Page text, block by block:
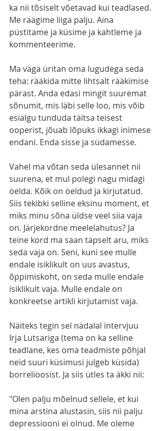
ka nii tõsiselt võetavad kui teadlased.
Me räägime liiga palju. Aina
püstitame ja küsime ja kahtleme ja
kommenteerime.
Ma väga üritan oma lugudega seda
teha: rääkida mitte lihtsalt rääkimise
pärast. Anda edasi mingit suuremat
sõnumit, mis läbi selle loo, mis võib
esialgu tunduda täitsa teisest
ooperist, jõuab lõpuks ikkagi inimese
endani. Enda sisse ja südamesse.
Vahel ma võtan seda ülesannet nii
suurena, et mul polegi nagu midagi
öelda. Kõik on öeldud ja kirjutatud.
Siis tekibki selline eksinu moment, et
miks minu sõna üldse veel siia vaja
on. Järjekordne meelelahutus? Ja
teine kord ma saan täpselt aru, miks
seda vaja on. Seni, kuni see mulle
endale isiklikult on uus avastus,
õppimiskoht, on seda mulle endale
isiklikult vaja. Mulle endale on
konkreetse artikli kirjutamist vaja.
Näiteks tegin sel nädalal intervjuu
Irja Lutsariga (tema on ka selline
teadlane, kes oma teadmiste põhjal
neid suuri küsimusi julgeb küsida)
borrelioosist. Ja siis ütles ta äkki nii:
"Olen palju mõelnud sellele, et kui
mina arstina alustasin, siis nii palju
depressiooni ei olnud. Me oleme